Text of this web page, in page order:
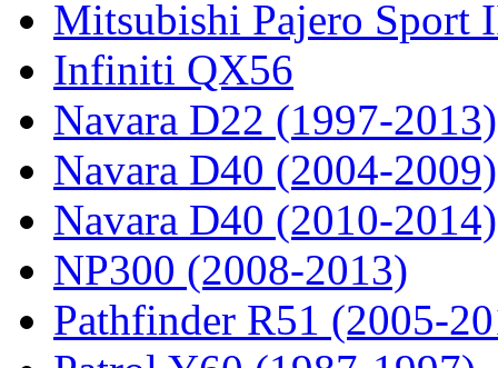
Mitsubishi Pajero Sport
Infiniti QX56
Navara D22 (1997-2013)
Navara D40 (2004-2009)
Navara D40 (2010-2014)
NP300 (2008-2013)
Pathfinder R51 (2005-